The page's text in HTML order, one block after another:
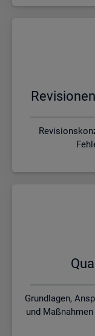
Grundlagen,
und